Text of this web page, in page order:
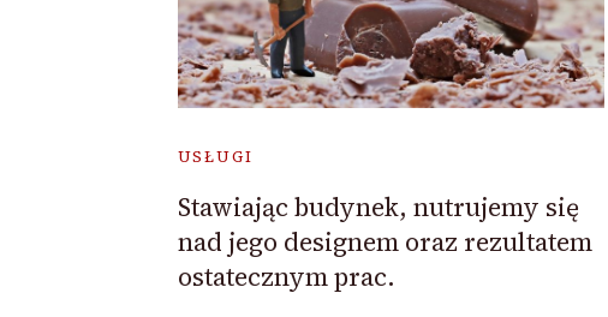
USŁUGI
Stawiając budynek, nutrujemy się
nad jego designem oraz rezultatem
ostatecznym prac.